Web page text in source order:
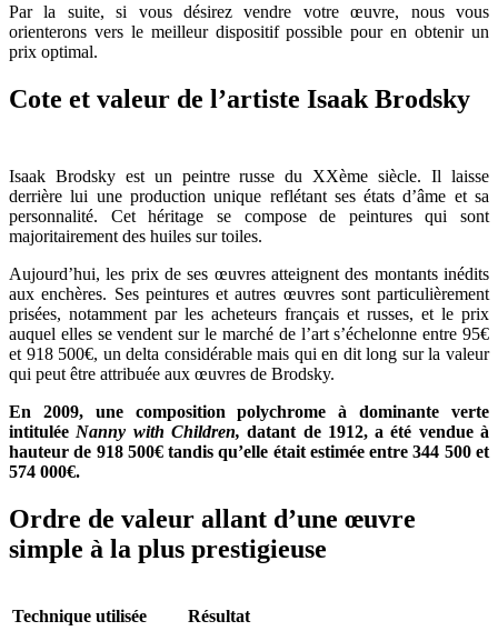
Par la suite, si vous désirez vendre votre œuvre, nous vous
orienterons vers le meilleur dispositif possible pour en obtenir un
prix optimal.
Cote et valeur de l’artiste Isaak Brodsky
Isaak Brodsky est un peintre russe du XXème siècle. Il laisse
derrière lui une production unique reflétant ses états d’âme et sa
personnalité. Cet héritage se compose de peintures qui sont
majoritairement des huiles sur toiles.
Aujourd’hui, les prix de ses œuvres atteignent des montants inédits
aux enchères. Ses peintures et autres œuvres sont particulièrement
prisées, notamment par les acheteurs français et russes, et le prix
auquel elles se vendent sur le marché de l’art s’échelonne entre 95€
et 918 500€, un delta considérable mais qui en dit long sur la valeur
qui peut être attribuée aux œuvres de Brodsky.
En 2009, une composition polychrome à dominante verte
intitulée Nanny with Children, datant de 1912, a été vendue à
hauteur de 918 500€ tandis qu’elle était estimée entre 344 500 et
574 000€.
Ordre de valeur allant d’une œuvre
simple à la plus prestigieuse
Technique utilisée Résultat